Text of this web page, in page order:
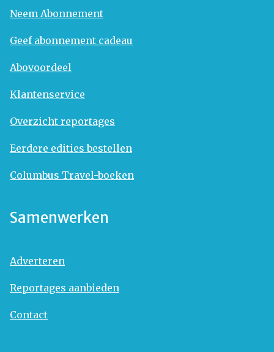
Neem Abonnement
Geef abonnement cadeau
Abovoordeel
Klantenservice
Overzicht reportages
Eerdere edities bestellen
Columbus Travel-boeken
Samenwerken
Adverteren
Reportages aanbieden
Contact